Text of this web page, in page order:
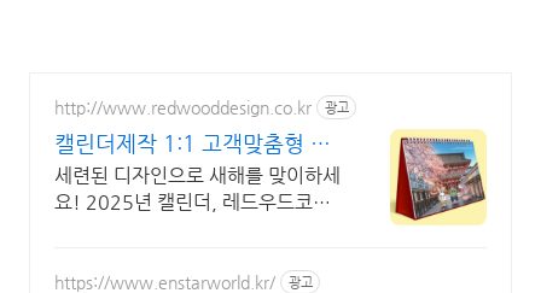
http://www.redwooddesign.co.kr 광고
캘린더제작 1:1 고객맞춤형 디
자인전문
세련된 디자인으로 새해를 맞이하세
요! 2025년 캘린더, 레드우드코퍼
https://www.enstarworld.kr/ 광고